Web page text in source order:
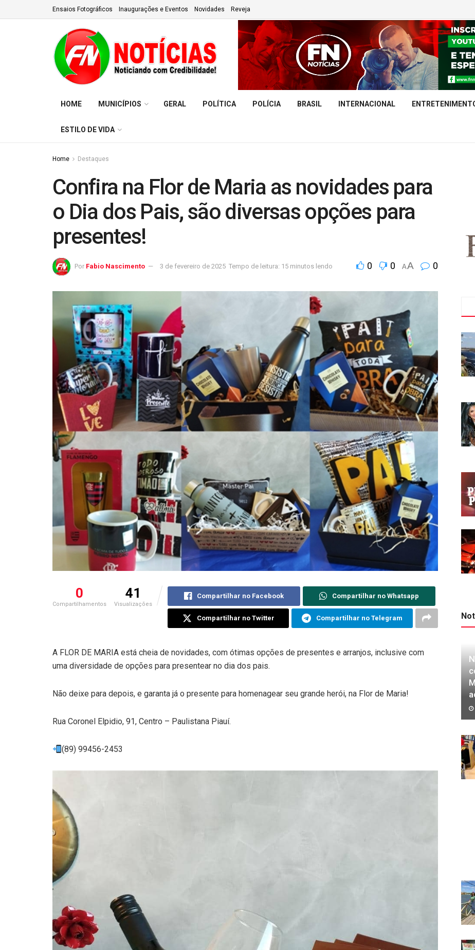
Ensaios Fotográficos Inaugurações e Eventos Novidades Reveja
HOME MUNICÍPIOS GERAL POLÍTICA POLÍCIA BRASIL INTERNACIONAL
ESTILO DE VIDA
Home Destaques
Confira na Flor de Maria as novidades para
o Dia dos Pais, são diversas opções para
presentes!
Por Fabio Nascimento 3 de fevereiro de 2025 Tempo de leitura: 15 minutos lendo 0 0 AA 0
0
Compartilhamentos
41
Visualizações
Compartilhar no Facebook Compartilhar no Whatsapp
Compartilhar no Twitter Compartilhar no Telegram
A FLOR DE MARIA está cheia de novidades, com ótimas opções de presentes e arranjos, inclusive com
uma diversidade de opções para presentear no dia dos pais.
Não deixe para depois, e garanta já o presente para homenagear seu grande herói, na Flor de Maria!
Rua Coronel Elpidio, 91, Centro – Paulistana Piauí.
(89) 99456-2453